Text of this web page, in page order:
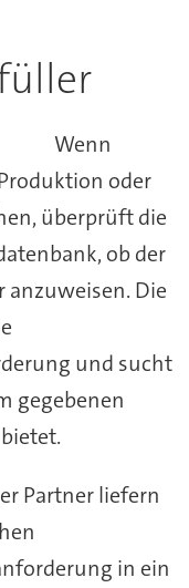
Wenn
oder
überprüft die
ob der
anzuweisen. Die
und sucht
gegebenen
Partner liefern
in ein